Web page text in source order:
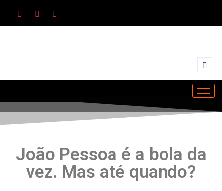
João Pessoa é a bola da
vez. Mas até quando?